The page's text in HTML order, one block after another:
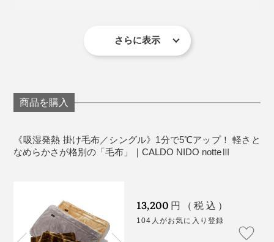
サイズは、シングル・セミダブル・ダブルの3種類。
（140×200cm）
掛け毛布 セミダブル詳しくはこちら >>
掛け毛布 ダブル詳しくはこちら >>
（180×200cm）
（ブランドネームがついている面）を上にして撮影して
いますが、実際には表裏逆に使うのがおすすめ。より肌
触りの良さを感じられ、布団を重ねた場合にズレにくい
筋金入りの冷え性のスタッフは、真冬は電気毛布の熱も
冷ましてしまうほどで、以前は寝付くまでに時間がかか
１シーズン使い倒して、今年で2シーズン目。洗濯機で
そのまま。天然素材の寝具と比べ、軽くて洗濯するのも
干すのもラクでいいとか。今年は、「掛け毛布」を買い
さらに表示
商品を購入
《吸湿発熱 掛け毛布／シングル》1分で5℃アップ！ 軽さと
なめらかさが格別の「毛布」｜CALDO NIDO notteⅢ
13,200 円（税込）
104人がお気に入り登録